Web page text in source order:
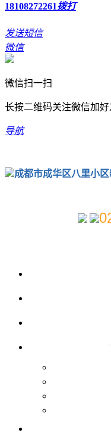
18108272261拨打
发送短信
微信
微信扫一扫
长按二维码关注微信加好
导航
成都市成华区八里小